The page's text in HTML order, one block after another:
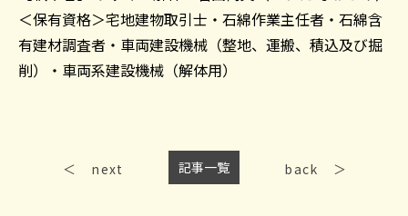
＜保有資格＞宅地建物取引士・石綿作業主任者・石綿含
有建材調査者・車両建設機械（整地、運搬、積込及び掘
削）・車両系建設機械（解体用）
next 記事一覧 back